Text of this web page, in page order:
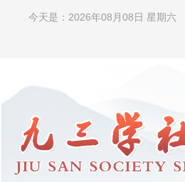
今天是：2026年08月08日 星期六